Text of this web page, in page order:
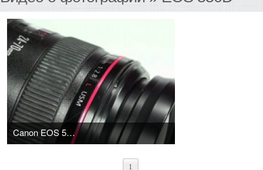
Canon EOS 550D vs. Canon EOS 7D - Which one is right for you?
1